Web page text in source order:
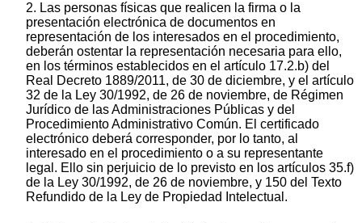
2. Las personas físicas que realicen la firma o la
presentación electrónica de documentos en
representación de los interesados en el procedimiento,
deberán ostentar la representación necesaria para ello,
en los términos establecidos en el artículo 17.2.b) del
Real Decreto 1889/2011, de 30 de diciembre, y el artículo
32 de la Ley 30/1992, de 26 de noviembre, de Régimen
Jurídico de las Administraciones Públicas y del
Procedimiento Administrativo Común. El certificado
electrónico deberá corresponder, por lo tanto, al
interesado en el procedimiento o a su representante
legal. Ello sin perjuicio de lo previsto en los artículos 35.f)
de la Ley 30/1992, de 26 de noviembre, y 150 del Texto
Refundido de la Ley de Propiedad Intelectual.